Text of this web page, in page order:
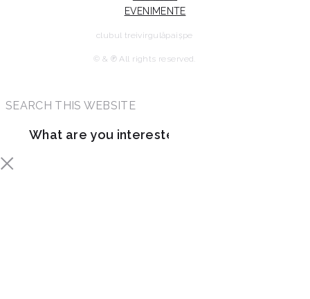
EVENIMENTE
clubul treivirgulăpaișpe
© & ℗ All rights reserved.
SEARCH THIS WEBSITE